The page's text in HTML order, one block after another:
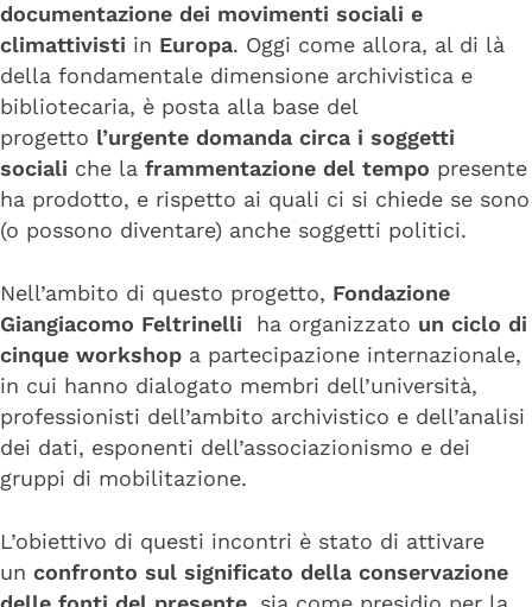
documentazione dei movimenti sociali e
climattivisti in Europa. Oggi come allora, al di là
della fondamentale dimensione archivistica e
bibliotecaria, è posta alla base del
progetto l’urgente domanda circa i soggetti
sociali che la frammentazione del tempo presente
ha prodotto, e rispetto ai quali ci si chiede se sono
(o possono diventare) anche soggetti politici.
Nell’ambito di questo progetto, Fondazione
Giangiacomo Feltrinelli ha organizzato un ciclo di
cinque workshop a partecipazione internazionale,
in cui hanno dialogato membri dell’università,
professionisti dell’ambito archivistico e dell’analisi
dei dati, esponenti dell’associazionismo e dei
gruppi di mobilitazione.
L’obiettivo di questi incontri è stato di attivare
un confronto sul significato della conservazione